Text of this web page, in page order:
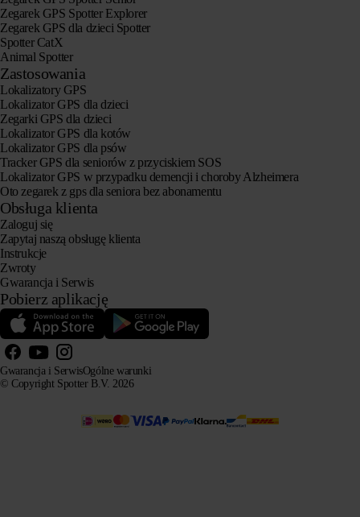
Zegarek GPS Spotter Explorer
Zegarek GPS dla dzieci Spotter
Spotter CatX
Animal Spotter
Zastosowania
Lokalizatory GPS
Lokalizator GPS dla dzieci
Zegarki GPS dla dzieci
Lokalizator GPS dla kotów
Lokalizator GPS dla psów
Tracker GPS dla seniorów z przyciskiem SOS
Lokalizator GPS w przypadku demencji i choroby Alzheimera
Oto zegarek z gps dla seniora bez abonamentu
Obsługa klienta
Zaloguj się
Zapytaj naszą obsługę klienta
Instrukcje
Zwroty
Gwarancja i Serwis
Pobierz aplikację
© Copyright Spotter B.V. 2026
Gwarancja i SerwisOgólne warunki